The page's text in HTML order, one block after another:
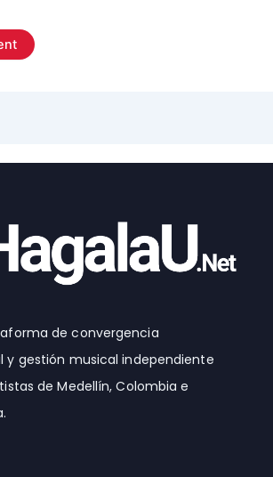
de convergencia
y gestión musical independiente
de Medellín, Colombia e